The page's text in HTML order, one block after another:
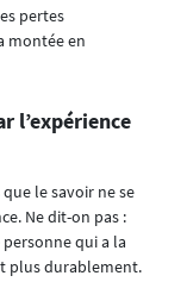
pertes
montée en
l’expérience
le savoir ne se
Ne dit-on pas :
personne qui a la
plus durablement.